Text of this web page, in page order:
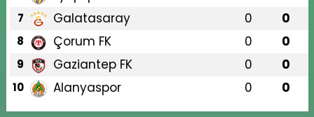
7 Galatasaray 0 0
8 Çorum FK 0 0
9 Gaziantep FK 0 0
10 Alanyaspor 0 0